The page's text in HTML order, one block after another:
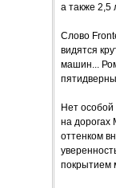
а также 2,5
Слово
видятся
машин...
Нет
на дорогах
оттенком
покрытием